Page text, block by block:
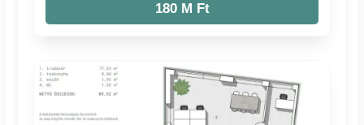
180 M Ft